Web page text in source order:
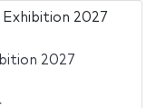
2027